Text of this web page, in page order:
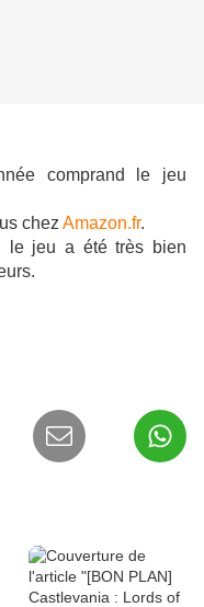
comprand le jeu
chez Amazon.fr.
le jeu a été très bien